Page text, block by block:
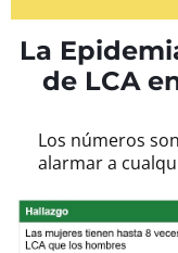
La
de LCA
Los números
alarmar a